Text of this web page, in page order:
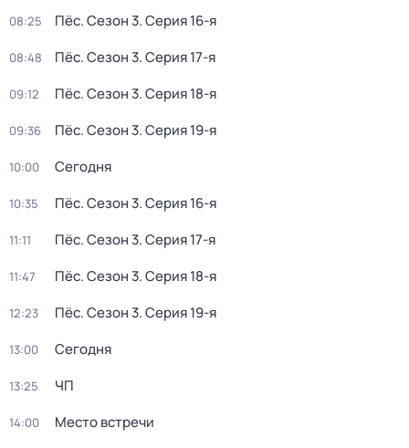
08:25 Пёс. Сезон 3. Серия 16-я
08:48 Пёс. Сезон 3. Серия 17-я
09:12 Пёс. Сезон 3. Серия 18-я
09:36 Пёс. Сезон 3. Серия 19-я
10:00 Сегодня
10:35 Пёс. Сезон 3. Серия 16-я
11:11 Пёс. Сезон 3. Серия 17-я
11:47 Пёс. Сезон 3. Серия 18-я
12:23 Пёс. Сезон 3. Серия 19-я
13:00 Сегодня
13:25 ЧП
14:00 Место встречи